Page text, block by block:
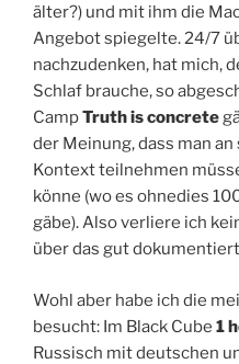
älter?) und mit ihm die
Angebot spiegelte. 24/7
nachzudenken, hat mich,
Schlaf brauche, so
CampTruth is concrete
der Meinung, dass man
Kontext teilnehmen
könne (wo es ohnedies
gäbe). Also verliere ich
über das gut
Wohl aber habe ich die
besucht: Im Black Cube 1
Russisch mit deutschen